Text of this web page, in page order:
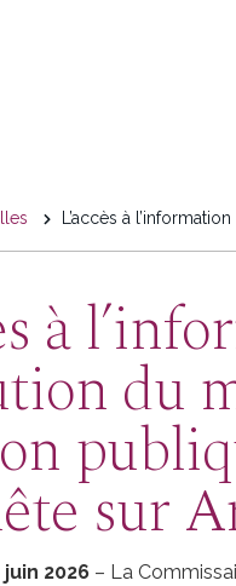
L’accès à
à
du
sur
2026 – La